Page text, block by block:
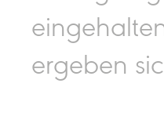
ergeben